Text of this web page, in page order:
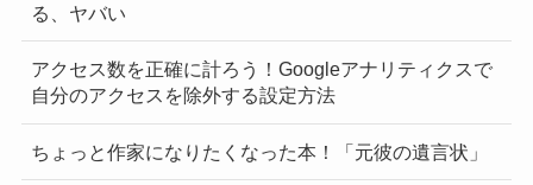
る、ヤバい
アクセス数を正確に計ろう！Googleアナリティクスで
自分のアクセスを除外する設定方法
ちょっと作家になりたくなった本！「元彼の遺言状」